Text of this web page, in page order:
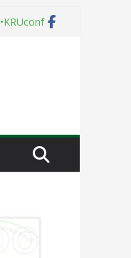
•KRUconf